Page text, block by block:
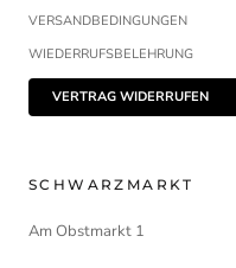
VERSANDBEDINGUNGEN
WIEDERRUFSBELEHRUNG
VERTRAG WIDERRUFEN
SCHWARZMARKT
Am Obstmarkt 1